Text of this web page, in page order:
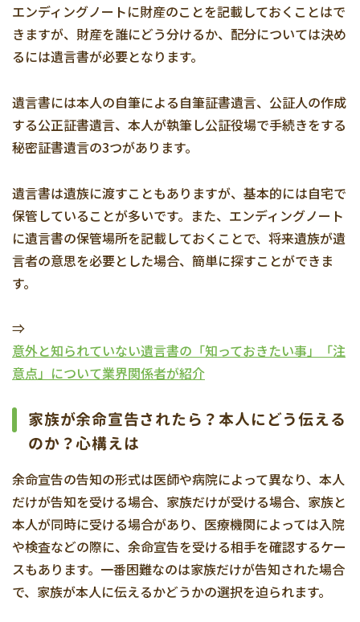
エンディングノートに財産のことを記載しておくことはで
きますが、財産を誰にどう分けるか、配分については決め
るには遺言書が必要となります。
遺言書には本人の自筆による自筆証書遺言、公証人の作成
する公正証書遺言、本人が執筆し公証役場で手続きをする
秘密証書遺言の3つがあります。
遺言書は遺族に渡すこともありますが、基本的には自宅で
保管していることが多いです。また、エンディングノート
に遺言書の保管場所を記載しておくことで、将来遺族が遺
言者の意思を必要とした場合、簡単に探すことができま
す。
⇒
意外と知られていない遺言書の「知っておきたい事」「注
意点」について業界関係者が紹介
家族が余命宣告されたら？本人にどう伝える
のか？心構えは
余命宣告の告知の形式は医師や病院によって異なり、本人
だけが告知を受ける場合、家族だけが受ける場合、家族と
本人が同時に受ける場合があり、医療機関によっては入院
や検査などの際に、余命宣告を受ける相手を確認するケー
スもあります。一番困難なのは家族だけが告知された場合
で、家族が本人に伝えるかどうかの選択を迫られます。